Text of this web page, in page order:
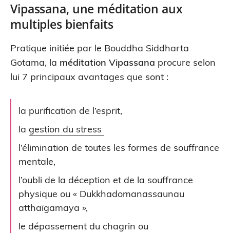
Vipassana, une méditation aux
multiples bienfaits
Pratique initiée par le Bouddha Siddharta
Gotama, la méditation Vipassana procure selon
lui 7 principaux avantages que sont :
la purification de l’esprit,
la gestion du stress
l’élimination de toutes les formes de souffrance
mentale,
l’oubli de la déception et de la souffrance
physique ou « Dukkhadomanassaunau
atthaïgamaya »,
le dépassement du chagrin ou